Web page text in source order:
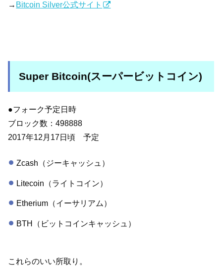
→ Bitcoin Silver公式サイト
Super Bitcoin(スーパービットコイン)
●フォーク予定日時
ブロック数：498888
2017年12月17日頃 予定
Zcash（ジーキャッシュ）
Litecoin（ライトコイン）
Etherium（イーサリアム）
BTH（ビットコインキャッシュ）
これらのいい所取り。